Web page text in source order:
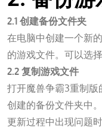
2.1 创建备份文件夹
在电脑中创建一个新
的游戏文件。可以选
2.2 复制游戏文件
打开魔兽争霸3重制
创建的备份文件夹中
更新过程中出现问题